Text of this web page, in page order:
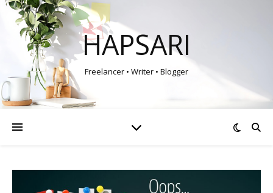
HAPSARI
Freelancer • Writer • Blogger